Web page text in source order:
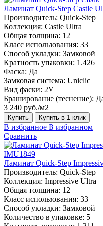
Ламинат Quick-Step Castle
Производитель: Quick-Step
Коллекция: Castle Ultra
Общая толщина: 12
Класс использования: 33
Способ укладки: Замковой
Кратность упаковки: 1.426
Фаска: Да
Замковая система: Uniclic
Вид фаски: 2V
Браширование (теснение):
3 240 руб./м2
Купить Купить в 1 клик
В избранное В избранном
Сравнить
Ламинат Quick-Step
Производитель: Quick-Step
Коллекция: Impressive Ultra
Общая толщина: 12
Класс использования: 33
Способ укладки: Замковой
Количество в упаковке: 5